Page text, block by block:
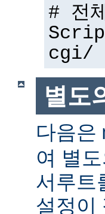
# 전
cgi/
별도
다음은
여 별
서루트
설정이